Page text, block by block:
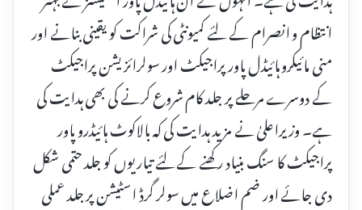
انتظام و انصرام کے لئے کمیونٹی کی شراکت کو یقینی بنانے اور
منی مائیکرو ہائیڈل پاور پراجیکٹ اور سولرائزیشن پراجیکٹ
کے دوسرے مرحلے پر جلد کام شروع کرنے کی بھی ہدایت کی
ہے۔ وزیراعلیٰ نے مزید ہدایت کی کہ بالاکوٹ ہائیڈرو پاور
پراجیکٹ کا سنگ بنیاد رکھنے کے لئے تیاریوں کو جلد حتمی شکل
دی جائے اور ضم اضلاع میں سولر گرڈ اسٹیشن پر جلد عملی